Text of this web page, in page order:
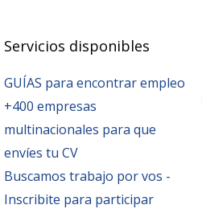
Servicios disponibles
GUÍAS para encontrar empleo
+400 empresas
multinacionales para que
envíes tu CV
Buscamos trabajo por vos -
Inscribite para participar